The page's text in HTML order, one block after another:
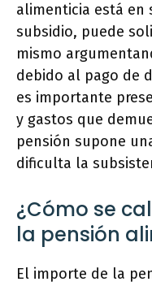
alimenticia está en
subsidio, puede
mismo
debido al pago de
es importante
y gastos que
pensión supone
dificulta la
¿Cómo se
la pensión
El importe de la